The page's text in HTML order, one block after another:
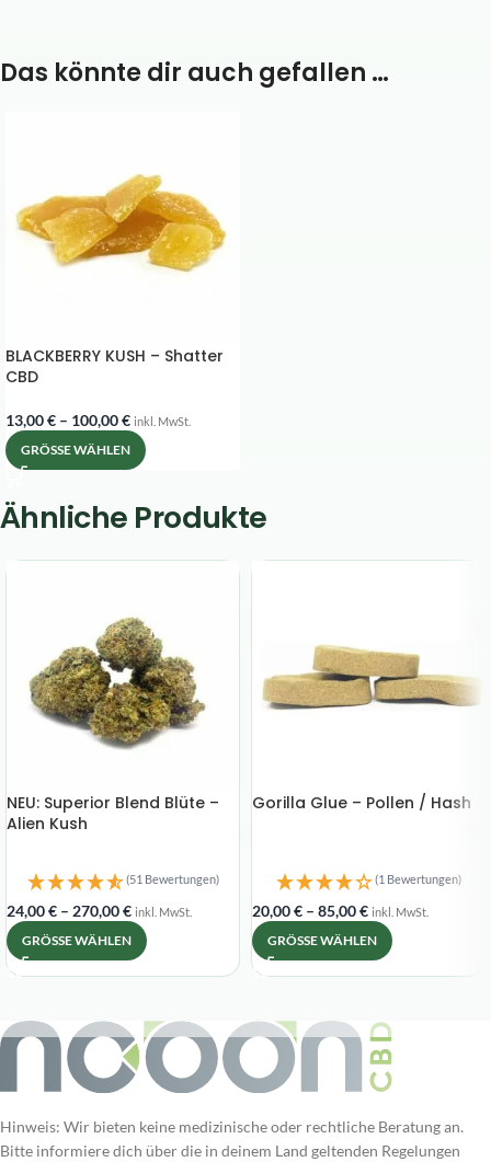
Das könnte dir auch gefallen …
BLACKBERRY KUSH – Shatter
CBD
13,00€ – 100,00€ inkl. MwSt.
GRÖSSE WÄHLEN
Ähnliche Produkte
NEU: Superior Blend Blüte –
Alien Kush
24,00€ – 270,00€ inkl. MwSt.
GRÖSSE WÄHLEN
(51 Bewertungen)
Gorilla Glue – Pollen / Hash
20,00€ – 85,00€ inkl. MwSt.
GRÖSSE WÄHLEN
(1 Bewertungen)
Hinweis: Wir bieten keine medizinische oder rechtliche Beratung an.
Bitte informiere dich über die in deinem Land geltenden Regelungen